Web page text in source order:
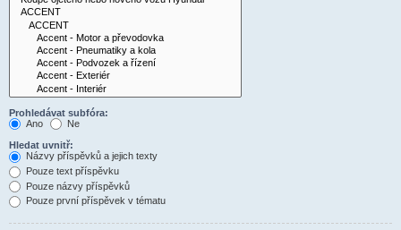
Prohledávat subfóra:
Ano
Ne
Hledat uvnitř:
Názvy příspěvků a jejich texty
Pouze text příspěvku
Pouze názvy příspěvků
Pouze první příspěvek v tématu